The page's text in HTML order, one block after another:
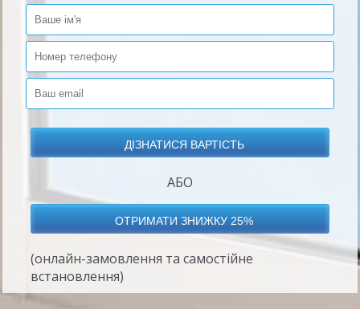
АБО
(онлайн-замовлення та самостійне
встановлення)